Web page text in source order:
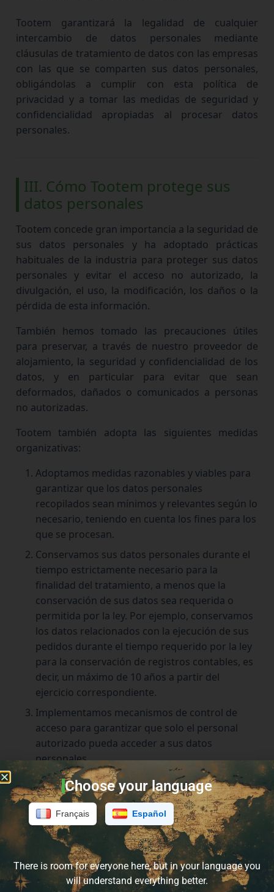
Tootem garantizará la legalidad de cualquier
intercambio de datos personales mediante
cláusulas de tratamiento de datos con las empresas
con las que se comparten sus datos personales,
obligándolas a cumplir con esta política de
privacidad y a tomar las medidas de seguridad y
confidencialidad apropiadas al procesar datos
personales.
III. Cómo Tootem protege sus
datos personales
Tootem concede gran importancia a la seguridad de
sus datos personales y ha adoptado prácticas
habituales de la industria para proteger sus datos
personales y evitar el acceso no autorizado, la
divulgación, el uso, la modificación, los daños o la
pérdida de esta información.
También hemos tomado las precauciones útiles
para preservar, a través de nuestro proveedor de
alojamiento, la seguridad y confidencialidad de los
datos, y en particular para evitar que sean
deformados, dañados o comunicados a personas
no autorizadas.
Tootem también adopta las siguientes medidas
organizativas:
Adoptamos medidas razonables y viables para
garantizar que los datos personales
recopilados sean mínimos y relevantes según lo
necesario, teniendo en cuenta los fines para los
que se procesan.
Conservamos sus datos personales durante el
tiempo estrictamente necesario para la
finalidad del tratamiento, a menos que la
conservación de sus datos sea requerida o
permitida por la ley. Por ejemplo, conservamos
los datos relacionados con la ejecución de sus
pedidos durante el tiempo requerido por la ley
para la conservación de registros contables, es
decir, un máximo de 10 años a partir del
ejercicio correspondiente.
Implementamos mecanismos de control de
acceso para garantizar que solo el personal
autorizado pueda acceder a sus datos
personales.
En caso de violación de datos personales, Tootem
cumplirá con los requisitos legales y reglamentarios
aplicables a la notificación de violaciones de datos
personales a las autoridades de control
competentes y/o a las personas afectadas.
Choose your language
Français Español
There is room for everyone here, but in your language you
will understand everything better.